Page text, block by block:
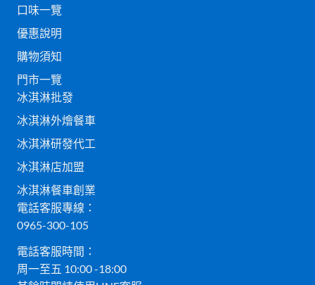
口味一覽
優惠說明
購物須知
門市一覽
冰淇淋批發
冰淇淋外燴餐車
冰淇淋研發代工
冰淇淋店加盟
冰淇淋餐車創業
電話客服專線：
0965-300-105
電話客服時間：
周一至五 10:00 -18:00